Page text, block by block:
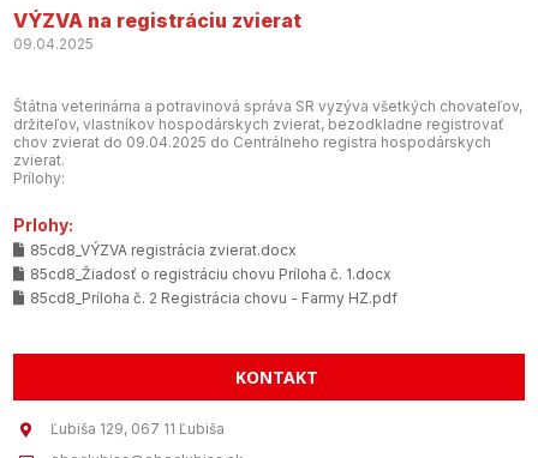
VÝZVA na registráciu zvierat
09.04.2025
Štátna veterinárna a potravinová správa SR vyzýva všetkých chovateľov,
držiteľov, vlastníkov hospodárskych zvierat, bezodkladne registrovať
chov zvierat do 09.04.2025 do Centrálneho registra hospodárskych
zvierat.
Prílohy:
Prlohy:
85cd8_VÝZVA registrácia zvierat.docx
85cd8_Žiadosť o registráciu chovu Príloha č. 1.docx
85cd8_Príloha č. 2 Registrácia chovu - Farmy HZ.pdf
KONTAKT
Ľubiša 129, 067 11 Ľubiša